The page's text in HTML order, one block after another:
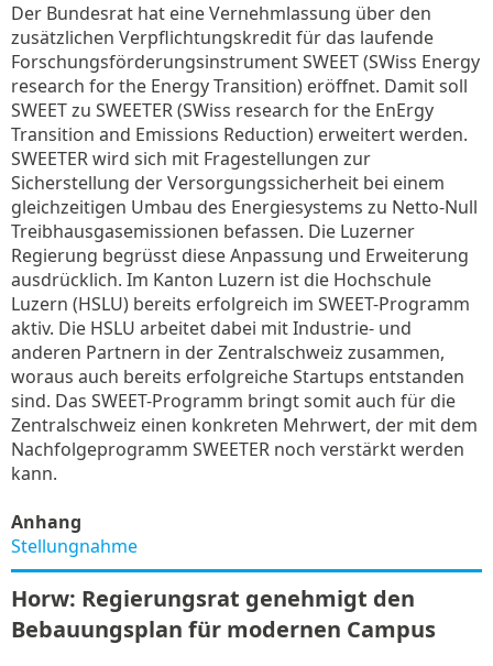
Der Bundesrat hat eine Vernehmlassung über den
zusätzlichen Verpflichtungskredit für das laufende
Forschungsförderungsinstrument SWEET (SWiss Energy
research for the Energy Transition) eröffnet. Damit soll
SWEET zu SWEETER (SWiss research for the EnErgy
Transition and Emissions Reduction) erweitert werden.
SWEETER wird sich mit Fragestellungen zur
Sicherstellung der Versorgungssicherheit bei einem
gleichzeitigen Umbau des Energiesystems zu Netto-Null
Treibhausgasemissionen befassen. Die Luzerner
Regierung begrüsst diese Anpassung und Erweiterung
ausdrücklich. Im Kanton Luzern ist die Hochschule
Luzern (HSLU) bereits erfolgreich im SWEET-Programm
aktiv. Die HSLU arbeitet dabei mit Industrie- und
anderen Partnern in der Zentralschweiz zusammen,
woraus auch bereits erfolgreiche Startups entstanden
sind. Das SWEET-Programm bringt somit auch für die
Zentralschweiz einen konkreten Mehrwert, der mit dem
Nachfolgeprogramm SWEETER noch verstärkt werden
kann.
Anhang
Stellungnahme
Horw: Regierungsrat genehmigt den
Bebauungsplan für modernen Campus